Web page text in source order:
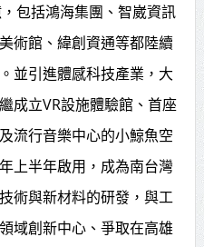
包括鴻海集團、智崴資訊
術館、緯創資通等都陸續
並引進體感科技產業，大
成立VR設施體驗館、首座
流行音樂中心的小鯨魚空
上半年啟用，成為南台灣
術與新材料的研發，與工
域創新中心、爭取在高雄